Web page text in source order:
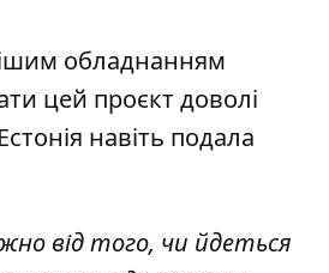
обладнанням
цей проєкт доволі
навіть подала
від того, чи йдеться